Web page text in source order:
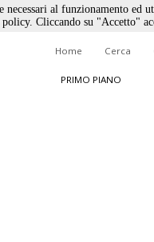
Home Cerca
PRIMO PIANO
al funzionamento
Cliccando su "Accetto"